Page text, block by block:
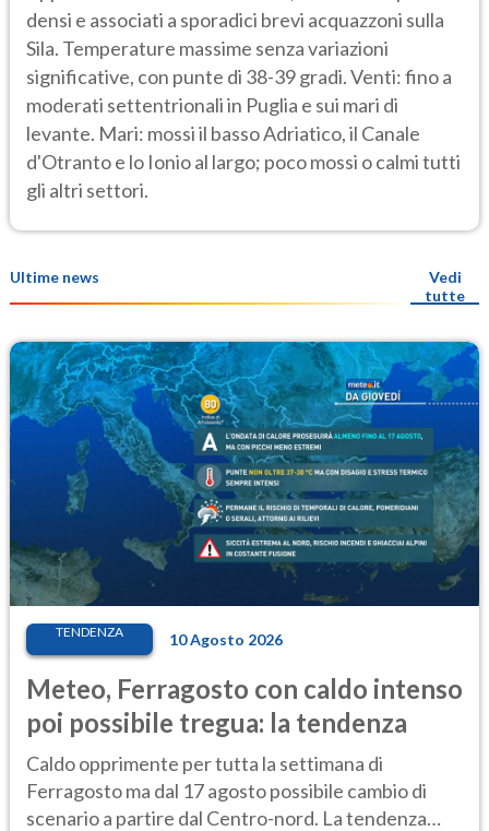
densi e associati a sporadici brevi acquazzoni sulla
Sila. Temperature massime senza variazioni
significative, con punte di 38-39 gradi. Venti: fino a
moderati settentrionali in Puglia e sui mari di
levante. Mari: mossi il basso Adriatico, il Canale
d'Otranto e lo Ionio al largo; poco mossi o calmi tutti
gli altri settori.
Ultime news
Vedi
tutte
TENDENZA 10 Agosto 2026
Meteo, Ferragosto con caldo intenso
poi possibile tregua: la tendenza
Caldo opprimente per tutta la settimana di
Ferragosto ma dal 17 agosto possibile cambio di
scenario a partire dal Centro-nord. La tendenza